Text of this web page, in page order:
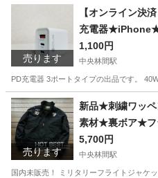
神奈川 相模原市 中央林間駅
フライトジャケット
売ります
【オンライン決
充電器
付き
1,100円
中央林間駅
PD充電器 3ポートタイプの出品です。
神奈川 相模原市 中央林間駅
売ります
新品★刺繍ワッ
素材★裏ボア★フ
5,700円
中央林間駅
国内未販売！ ミリタリーフライトジャケ